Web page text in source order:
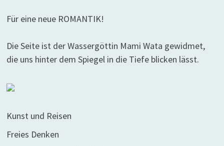
Für eine neue ROMANTIK!
Die Seite ist der Wassergöttin Mami Wata gewidmet,
die uns hinter dem Spiegel in die Tiefe blicken lässt.
Kunst und Reisen
Freies Denken